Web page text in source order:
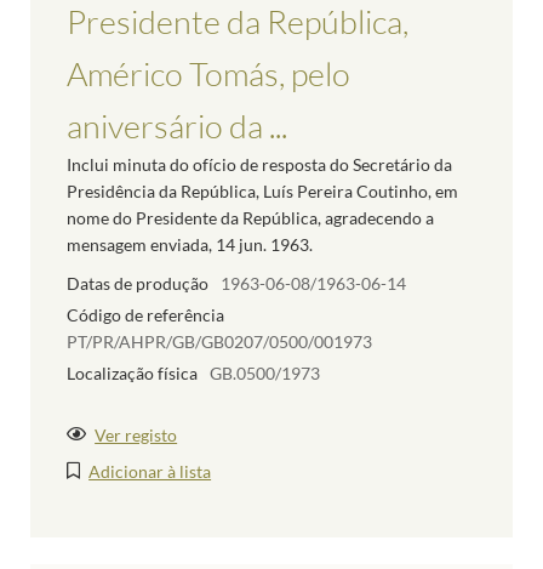
Presidente da República,
Américo Tomás, pelo
aniversário da ...
Inclui minuta do ofício de resposta do Secretário da
Presidência da República, Luís Pereira Coutinho, em
nome do Presidente da República, agradecendo a
mensagem enviada, 14 jun. 1963.
Datas de produção
1963-06-08/1963-06-14
Código de referência
PT/PR/AHPR/GB/GB0207/0500/001973
Localização física GB.0500/1973
Ver registo
Adicionar à lista